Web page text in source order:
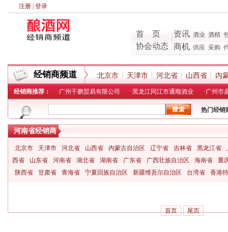
注册 登录
首 页
协会动态
资讯 酒业 酒精
商机 供应 采购
经销商频道 北京市 天津市 河北省 山西省 内
经销商推荐： ·广州干鹏贸易有限公司 ·黑龙江同江市通顺酒业 ·广州市
热门经销
河南省经销商
北京市 天津市 河北省 山西省 内蒙古自治区 辽宁省 吉林省 黑龙江省
西省
山东省 河南省 湖北省 湖南省 广东省 广西壮族自治区 海南省
重
陕西省
甘肃省 青海省 宁夏回族自治区 新疆维吾尔自治区 台湾省 香港
首页 尾页